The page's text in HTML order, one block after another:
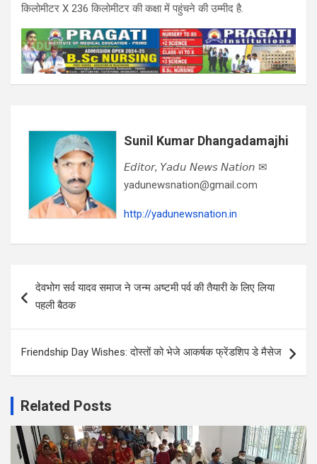
किलोमीटर X 236 किलोमीटर की कक्षा में पहुंचने की उम्मीद है.
Sunil Kumar Dhangadamajhi
𝘌𝘥𝘪𝘵𝘰𝘳, 𝘠𝘢𝘥𝘶 𝘕𝘦𝘸𝘴 𝘕𝘢𝘵𝘪𝘰𝘯 ✉
yadunewsnation@gmail.com
http://yadunewsnation.in
navigation
देवभोग सर्व यादव समाज ने जन्म अष्टमी पर्व की तैयारी के लिए लिया
पहली बैठक
Friendship Day Wishes: दोस्तों को भेजे आकर्षक फ्रेंडशिप डे मैसेज
Related Posts